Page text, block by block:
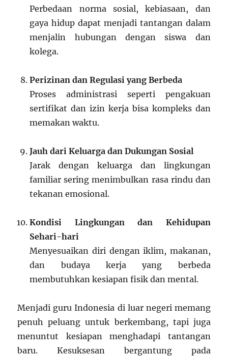
Perbedaan norma sosial, kebiasaan, dan
gaya hidup dapat menjadi tantangan dalam
menjalin hubungan dengan siswa dan
kolega.
Perizinan dan Regulasi yang Berbeda
Proses administrasi seperti pengakuan
sertifikat dan izin kerja bisa kompleks dan
memakan waktu.
Jauh dari Keluarga dan Dukungan Sosial
Jarak dengan keluarga dan lingkungan
familiar sering menimbulkan rasa rindu dan
tekanan emosional.
Kondisi Lingkungan dan Kehidupan
Sehari-hari
Menyesuaikan diri dengan iklim, makanan,
dan budaya kerja yang berbeda
membutuhkan kesiapan fisik dan mental.
Menjadi guru Indonesia di luar negeri memang
penuh peluang untuk berkembang, tapi juga
menuntut kesiapan menghadapi tantangan
baru. Kesuksesan bergantung pada